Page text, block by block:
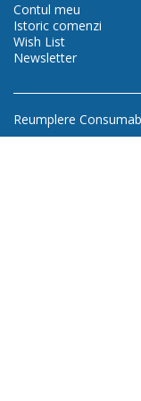
Contul meu
Istoric comenzi
Wish List
Newsletter
Reumplere